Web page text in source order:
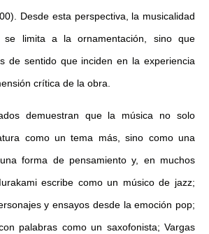
Desde esta perspectiva, la musicalidad
limita a la ornamentación, sino que
de sentido que inciden en la experiencia
crítica de la obra.
demuestran que la música no solo
como un tema más, sino como una
forma de pensamiento y, en muchos
escribe como un músico de jazz;
y ensayos desde la emoción pop;
palabras como un saxofonista; Vargas